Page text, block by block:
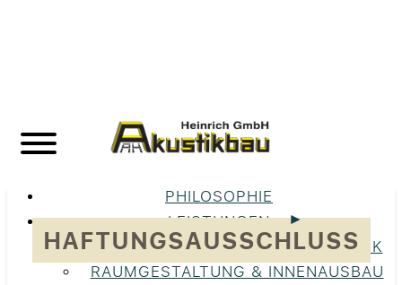
PHILOSOPHIE
LEISTUNGEN
UNSERE LEISTUNGEN IM ÜBERBLICK
RAUMGESTALTUNG & INNENAUSBAU
HAFTUNGSAUSSCHLUSS